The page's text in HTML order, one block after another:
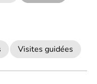
Visites guidées